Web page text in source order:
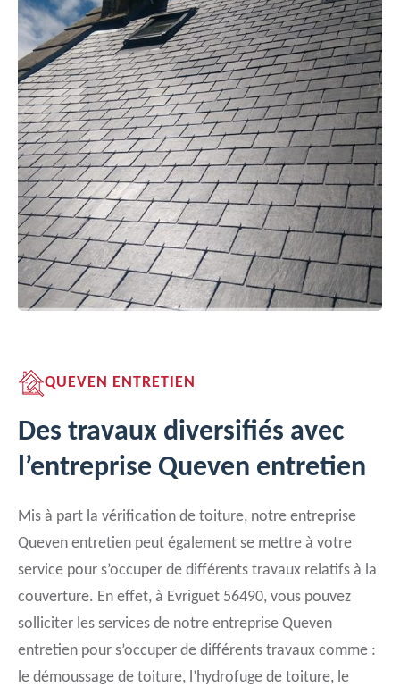
QUEVEN ENTRETIEN
Des travaux diversifiés avec
l’entreprise Queven entretien
Mis à part la vérification de toiture, notre entreprise
Queven entretien peut également se mettre à votre
service pour s’occuper de différents travaux relatifs à la
couverture. En effet, à Evriguet 56490, vous pouvez
solliciter les services de notre entreprise Queven
entretien pour s’occuper de différents travaux comme :
le démoussage de toiture, l’hydrofuge de toiture, le